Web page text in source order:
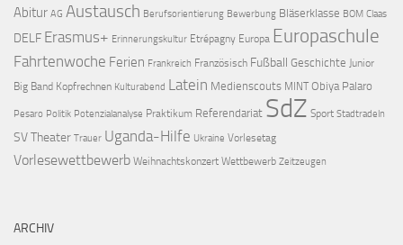
Abitur AG Austausch Berufsorientierung Bewerbung Bläserklasse BOM Claas
DELF Erasmus+ Erinnerungskultur Etrépagny Europa Europaschule
Fahrtenwoche Ferien Frankreich Französisch Fußball Geschichte Junior
Big Band Kopfrechnen Kulturabend Latein Medienscouts MINT Obiya Palaro
Pesaro Politik Potenzialanalyse Praktikum Referendariat SdZ Sport Stadtradeln
SVTheater Trauer Uganda-Hilfe Ukraine Vorlesetag
Vorlesewettbewerb Weihnachtskonzert Wettbewerb Zeitzeugen
ARCHIV